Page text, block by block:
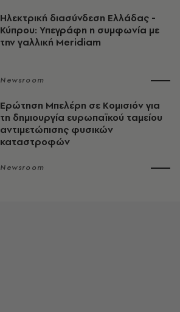
Ηλεκτρική διασύνδεση Ελλάδας -
Κύπρου: Υπεγράφη η συμφωνία με
την γαλλική Meridiam
Newsroom
Ερώτηση Μπελέρη σε Κομισιόν για
τη δημιουργία ευρωπαϊκού ταμείου
αντιμετώπισης φυσικών
καταστροφών
Newsroom